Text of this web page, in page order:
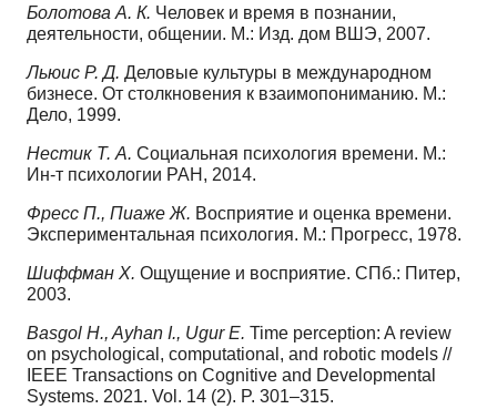
Болотова А. К. Человек и время в познании,
деятельности, общении. М.: Изд. дом ВШЭ, 2007.
Льюис Р. Д. Деловые культуры в международном
бизнесе. От столкновения к взаимопониманию. М.:
Дело, 1999.
Нестик Т. А. Социальная психология времени. М.:
Ин-т психологии РАН, 2014.
Фресс П., Пиаже Ж. Восприятие и оценка времени.
Экспериментальная психология. М.: Прогресс, 1978.
Шиффман Х. Ощущение и восприятие. СПб.: Питер,
2003.
Basgol H., Ayhan I., Ugur E. Time perception: A review
on psychological, computational, and robotic models //
IEEE Transactions on Cognitive and Developmental
Systems. 2021. Vol. 14 (2). P. 301–315.